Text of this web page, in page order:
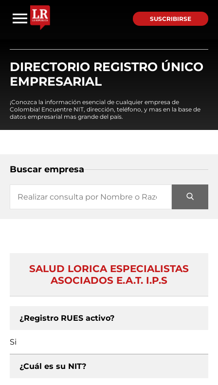
SUSCRIBIRSE
DIRECTORIO REGISTRO ÚNICO
EMPRESARIAL
¡Conozca la información esencial de cualquier empresa de
Colombia! Encuentre NIT, dirección, teléfono, y mas en la base de
datos empresarial mas grande del país.
Buscar empresa
SALUD LORICA ESPECIALISTAS
ASOCIADOS E.A.T. I.P.S
¿Registro RUES activo?
Si
¿Cuál es su NIT?